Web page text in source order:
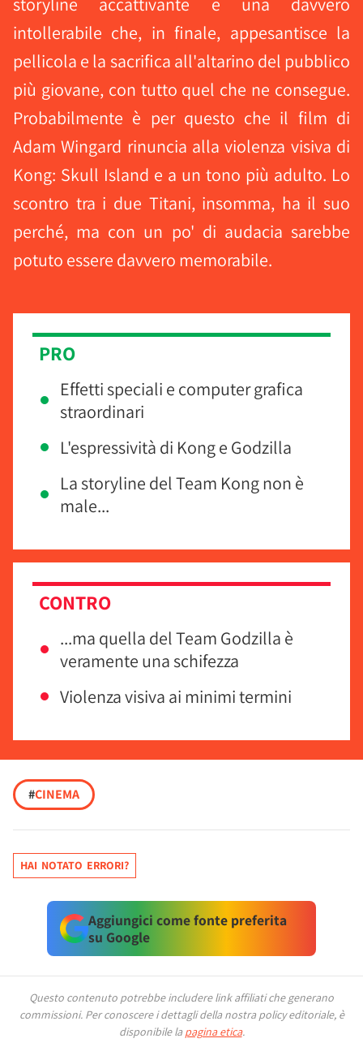
intollerabile che, in finale, appesantisce la
pellicola e la sacrifica all'altarino del pubblico
più giovane, con tutto quel che ne consegue.
Probabilmente è per questo che il film di
Adam Wingard rinuncia alla violenza visiva di
Kong: Skull Island e a un tono più adulto. Lo
scontro tra i due Titani, insomma, ha il suo
perché, ma con un po' di audacia sarebbe
potuto essere davvero memorabile.
PRO
Effetti speciali e computer grafica
straordinari
L'espressività di Kong e Godzilla
La storyline del Team Kong non è
male...
CONTRO
...ma quella del Team Godzilla è
veramente una schifezza
Violenza visiva ai minimi termini
#CINEMA
HAI NOTATO ERRORI?
Aggiungici come fonte preferita
su Google
Questo contenuto potrebbe includere link affiliati che generano
commissioni. Per conoscere i dettagli della nostra policy editoriale, è
disponibile la pagina etica.